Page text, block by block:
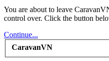
You are about to leave
control over. Click the button
Continue...
CaravanVN